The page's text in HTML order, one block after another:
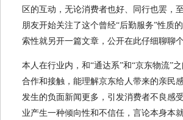
区的互动，无论消费者也好、同行也罢，
朋友开始关注了这个曾经“后勤服务”性质
索性就另开一篇文章，公开在此仔细聊聊个
本人在行业内，和“通达系”和“京东物流”
合作和接触，能理解京东给人带来的亲民
发生的负面新闻更多，引发消费者不良感
业产生一种倾向性和不信任，言论本身本